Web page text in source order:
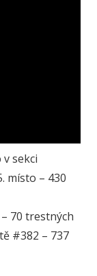
sekci
místo – 430
70 trestných
#382 – 737